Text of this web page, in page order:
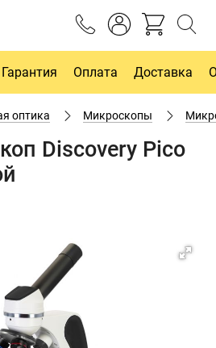
Гарантия Оплата Доставка
оптика Микроскопы
Discovery Pico